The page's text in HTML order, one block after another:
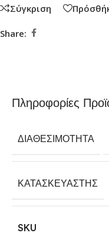
Σύγκριση
Share:
Πληροφορίες
ΔΙΑΘΕΣΙΜΌΤΗΤΑ
ΚΑΤΑΣΚΕΥΑΣΤΉΣ
SKU